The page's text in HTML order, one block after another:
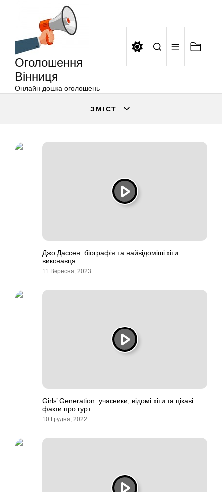
Оголошення
Вінниця
Онлайн дошка оголошень
ЗМІСТ
Джо Дассен: біографія та найвідоміші хіти
виконавця
11 Вересня, 2023
Girls’ Generation: учасники, відомі хіти та цікаві
факти про гурт
10 Грудня, 2022